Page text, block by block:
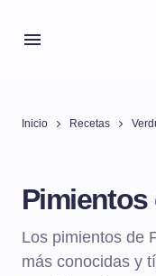
Inicio Recetas
Pimientos
Los pimientos de
más conocidas y